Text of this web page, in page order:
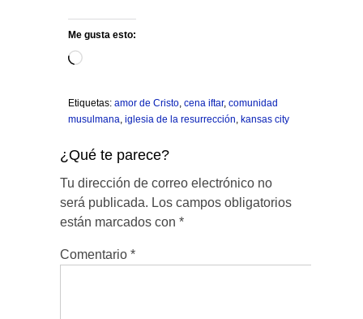
Me gusta esto:
Cargando...
Etiquetas: amor de Cristo, cena iftar, comunidad
musulmana, iglesia de la resurrección, kansas city
¿Qué te parece?
Tu dirección de correo electrónico no
será publicada. Los campos obligatorios
están marcados con *
Comentario *